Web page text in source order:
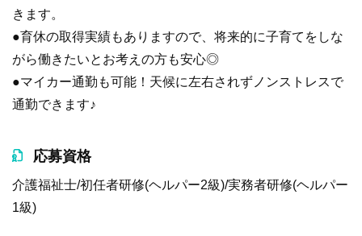
きます。
●育休の取得実績もありますので、将来的に子育てをしな
がら働きたいとお考えの方も安心◎
●マイカー通勤も可能！天候に左右されずノンストレスで
通勤できます♪
応募資格
介護福祉士/初任者研修(ヘルパー2級)/実務者研修(ヘルパー
1級)